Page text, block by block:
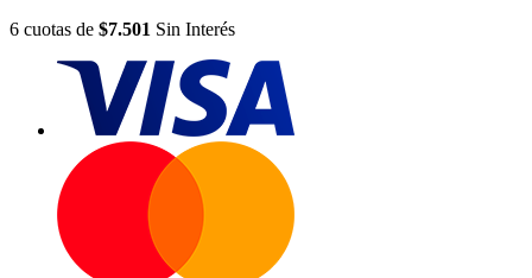
6 cuotas de $7.501 Sin Interés